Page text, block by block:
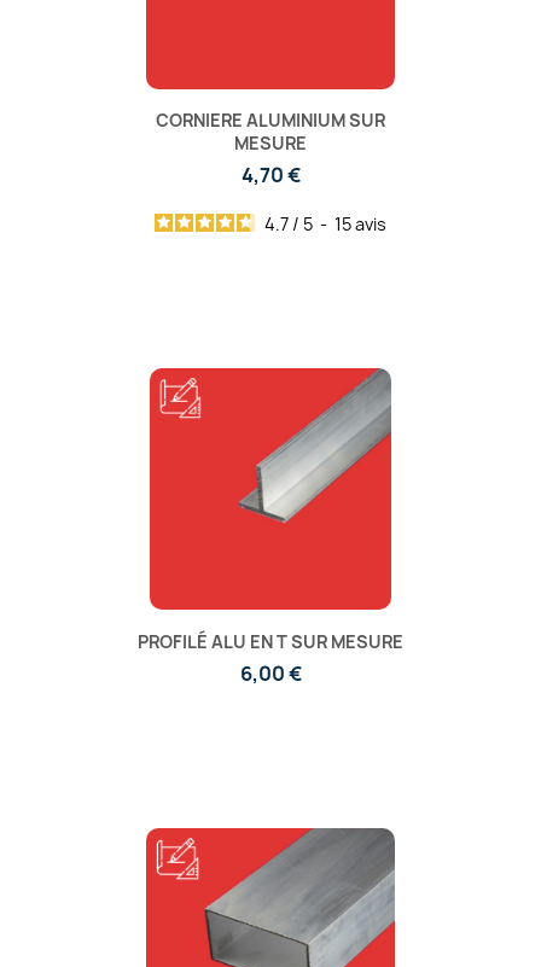
CORNIERE ALUMINIUM SUR
MESURE
4,70 €
4.7 / 5 - 15avis
PROFILÉ ALU EN T SUR MESURE
6,00 €